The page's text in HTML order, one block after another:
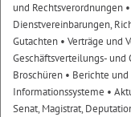
und Rechtsverordnungen
Dienstvereinbarungen,
Gutachten • Verträge und
Geschäftsverteilungs- und
Broschüren • Berichte
Informationssysteme •
Senat, Magistrat,